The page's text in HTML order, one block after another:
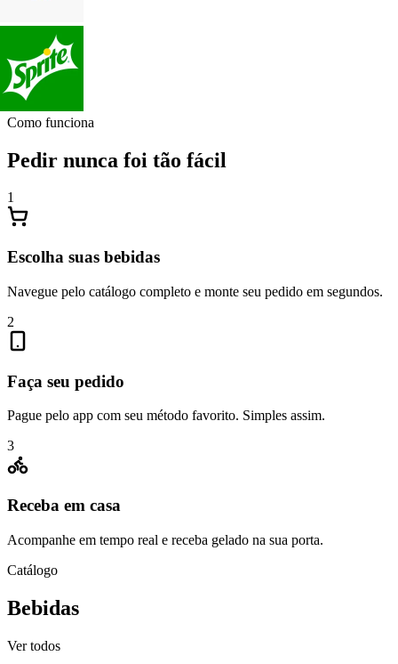
Como funciona
Pedir nunca foi tão fácil
1
Escolha suas bebidas
Navegue pelo catálogo completo e monte seu pedido em segundos.
2
Faça seu pedido
Pague pelo app com seu método favorito. Simples assim.
3
Receba em casa
Acompanhe em tempo real e receba gelado na sua porta.
Catálogo
Bebidas
Ver todos